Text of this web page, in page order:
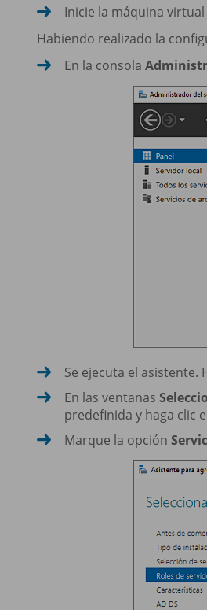
Inicie la máquina virtual
Habiendo realizado la
En la consola
Se ejecuta el asistente.
En las ventanas
predefinida y haga clic
Marque la opción